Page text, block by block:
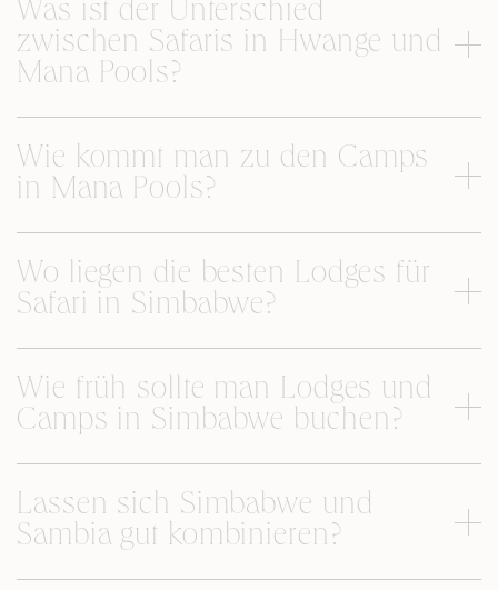
Was ist der Unterschied
zwischen Safaris in Hwange und
Mana Pools?
Wie kommt man zu den Camps
in Mana Pools?
Wo liegen die besten Lodges für
Safari in Simbabwe?
Wie früh sollte man Lodges und
Camps in Simbabwe buchen?
Lassen sich Simbabwe und
Sambia gut kombinieren?